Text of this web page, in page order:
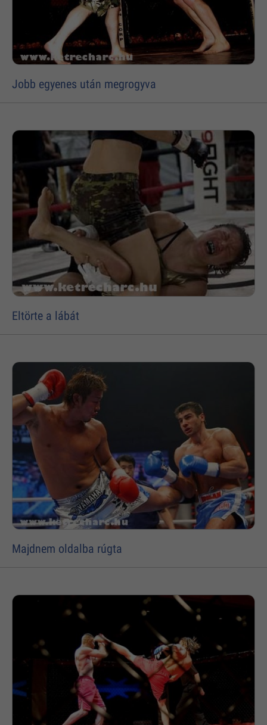
Jobb egyenes után megrogyva
Eltörte a lábát
Majdnem oldalba rúgta